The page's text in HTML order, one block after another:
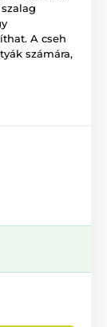
A cseh
számára,